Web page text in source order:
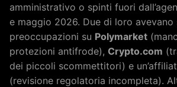
amministrativo o spinti fuori
e maggio 2026. Due di loro avevano
preoccupazioni su Polymarket
protezioni antifrode), Crypto.com
dei piccoli scommettitori) e
(revisione regolatoria incompleta).